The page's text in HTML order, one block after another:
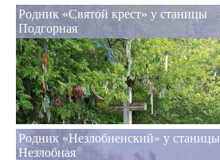
Родник «Святой крест» у станицы
Подгорная
Родник «Незлобненский» у станицы
Незлобная